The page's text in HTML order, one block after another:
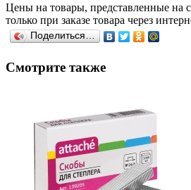
Цены на товары, представленные на
только при заказе товара через
Поделиться…
Смотрите также